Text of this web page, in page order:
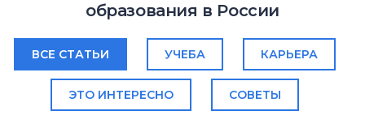
образования в России
ВСЕ СТАТЬИ УЧЕБА КАРЬЕРА
ЭТО ИНТЕРЕСНО СОВЕТЫ